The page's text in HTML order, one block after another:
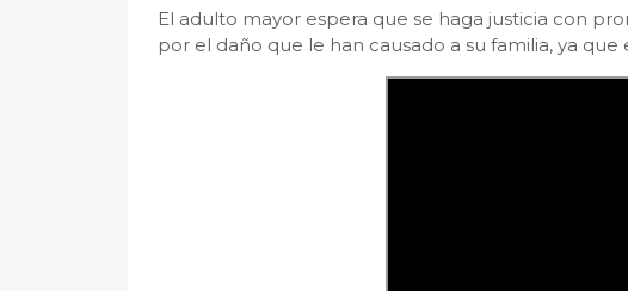
El adulto mayor espera que se haga justicia con
por el daño que le han causado a su familia, ya